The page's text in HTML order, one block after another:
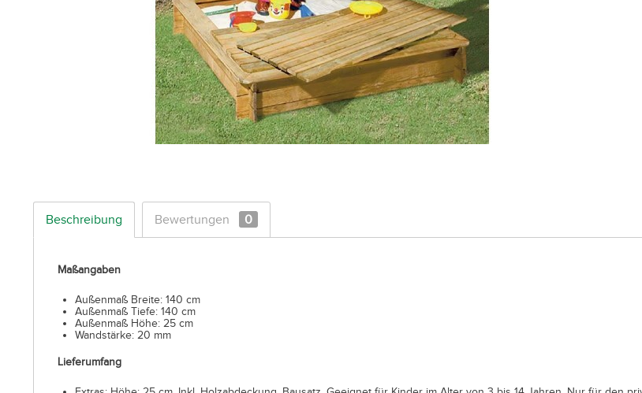
Beschreibung Bewertungen 0
Maßangaben
Außenmaß Breite: 140 cm
Außenmaß Tiefe: 140 cm
Außenmaß Höhe: 25 cm
Wandstärke: 20 mm
Lieferumfang